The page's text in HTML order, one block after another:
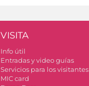
VISITA
Info útil
Entradas y video guías
Servicios para los visitantes
MIC card